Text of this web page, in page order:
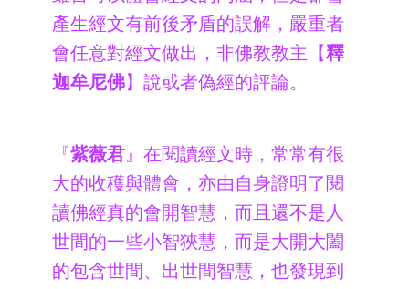
產生經文有前後矛盾的誤解，嚴重者
會任意對經文做出，非佛教教主【釋
迦牟尼佛】說或者偽經的評論。
『紫薇君』在閱讀經文時，常常有很
大的收穫與體會，亦由自身證明了閱
讀佛經真的會開智慧，而且還不是人
世間的一些小智狹慧，而是大開大闔
的包含世間、出世間智慧，也發現到